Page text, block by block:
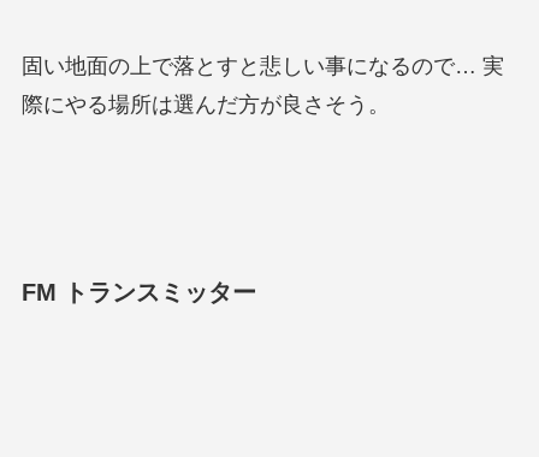
固い地面の上で落とすと悲しい事になるので… 実
際にやる場所は選んだ方が良さそう。
FM トランスミッター